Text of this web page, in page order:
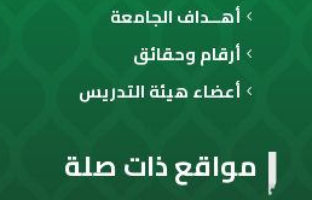
مواقع ذات صلة
أهــداف الجامعة
أرقام وحقائق
أعضاء هيئة التدريس